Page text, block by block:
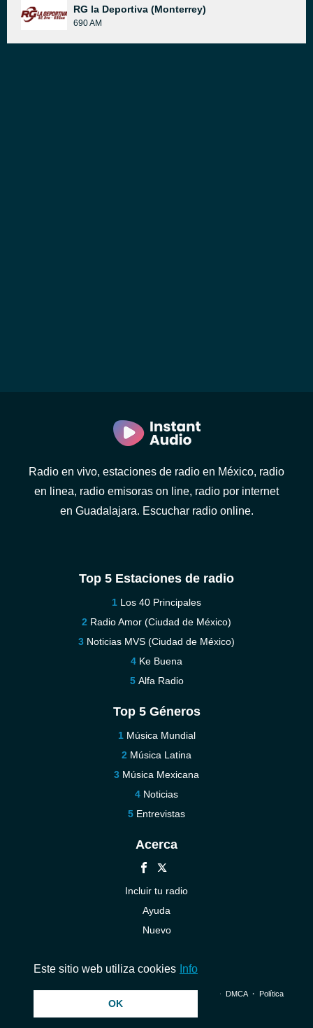
RG la Deportiva (Monterrey)
690 AM
Radio en vivo, estaciones de radio en México, radio
en linea, radio emisoras on line, radio por internet
en Guadalajara. Escuchar radio online.
Top 5 Estaciones de radio
Los 40 Principales
Radio Amor (Ciudad de México)
Noticias MVS (Ciudad de México)
Ke Buena
Alfa Radio
Top 5 Géneros
Música Mundial
Música Latina
Música Mexicana
Noticias
Entrevistas
Acerca
Incluir tu radio
Ayuda
Nuevo
© 2026 InstantAudio. Reservados todos los derechos. ・ DMCA・ Política
Este sitio web utiliza cookies Info
OK